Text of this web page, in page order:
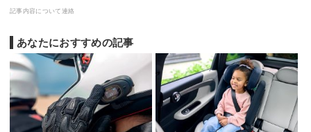
記事内容について連絡
あなたにおすすめの記事